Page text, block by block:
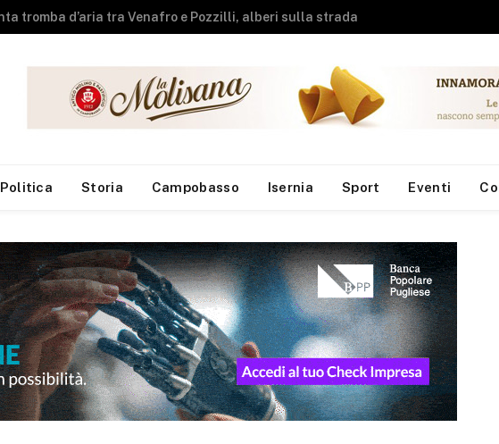
A fuoco rimessa agricola, messi in salvo gli animali
Politica Storia Campobasso Isernia Sport Eventi